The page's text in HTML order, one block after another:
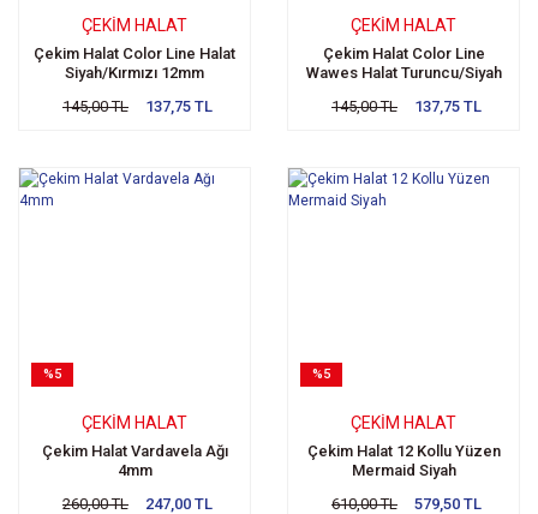
ÇEKIM HALAT
Çekim Halat Color Line Halat
Siyah/Kırmızı 12mm
145,00 TL
137,75 TL
ÇEKIM HALAT
Çekim Halat Color Line
Wawes Halat Turuncu/Siyah
145,00 TL
137,75 TL
%5
ÇEKIM HALAT
Çekim Halat Vardavela Ağı
4mm
260,00 TL
247,00 TL
%5
ÇEKIM HALAT
Çekim Halat 12 Kollu Yüzen
Mermaid Siyah
610,00 TL
579,50 TL